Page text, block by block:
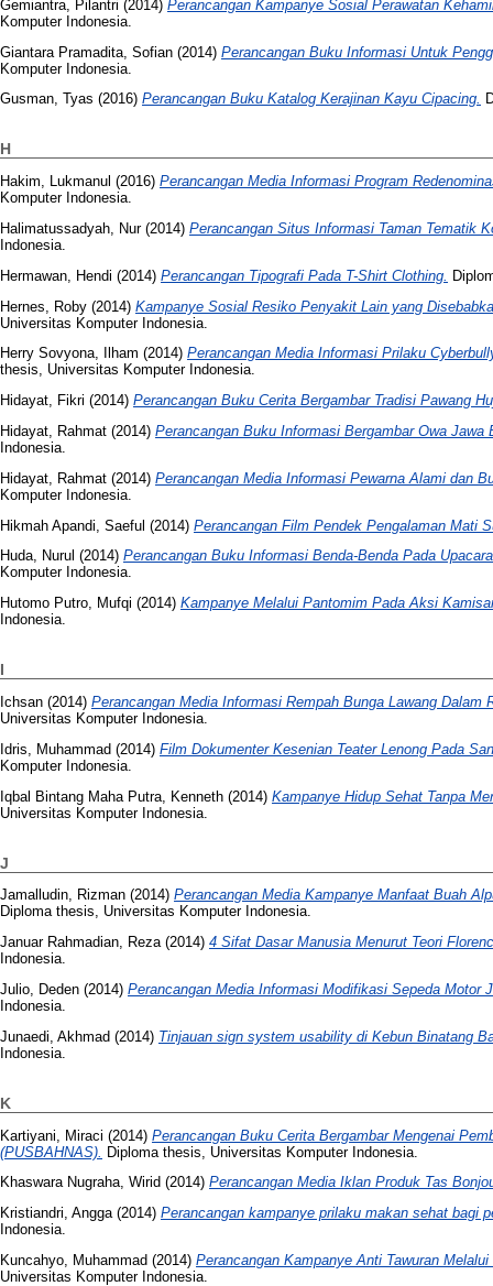
Gemiantra, Pilantri (2014) Perancangan Kampanye Sosial Perawatan
Komputer Indonesia.
Giantara Pramadita, Sofian (2014) Perancangan Buku Informasi Untuk
Komputer Indonesia.
Gusman, Tyas (2016) Perancangan Buku Katalog Kerajinan Kayu Cipacing.
H
Hakim, Lukmanul (2016) Perancangan Media Informasi Program
Komputer Indonesia.
Halimatussadyah, Nur(2014) Perancangan Situs Informasi Taman Tematik
Indonesia.
Hermawan, Hendi (2014) Perancangan Tipografi Pada T-Shirt Clothing.
Hernes, Roby (2014) Kampanye Sosial Resiko Penyakit Lain yang
Universitas Komputer Indonesia.
Herry Sovyona, Ilham (2014) Perancangan Media Informasi Prilaku
thesis, Universitas Komputer Indonesia.
Hidayat, Fikri (2014) Perancangan Buku Cerita Bergambar Tradisi Pawang
Hidayat, Rahmat (2014) Perancangan Buku Informasi Bergambar Owa Jawa
Indonesia.
Hidayat, Rahmat (2014) Perancangan Media Informasi Pewarna Alami dan
Komputer Indonesia.
Hikmah Apandi, Saeful (2014) Perancangan Film Pendek Pengalaman Mati
Huda, Nurul (2014) Perancangan Buku Informasi Benda-Benda Pada
Komputer Indonesia.
Hutomo Putro, Mufqi (2014) Kampanye Melalui Pantomim Pada Aksi
Indonesia.
I
Ichsan (2014) Perancangan Media Informasi Rempah Bunga Lawang Dalam
Universitas Komputer Indonesia.
Idris, Muhammad (2014) Film Dokumenter Kesenian Teater Lenong Pada
Komputer Indonesia.
Iqbal Bintang Maha Putra, Kenneth (2014) Kampanye Hidup Sehat Tanpa
Universitas Komputer Indonesia.
J
Jamalludin, Rizman (2014) Perancangan Media Kampanye Manfaat Buah
Diploma thesis, Universitas Komputer Indonesia.
Januar Rahmadian, Reza(2014) 4 Sifat Dasar Manusia Menurut Teori
Indonesia.
Julio, Deden (2014) Perancangan Media Informasi Modifikasi Sepeda Motor
Indonesia.
Junaedi, Akhmad (2014) Tinjauan sign system usability di Kebun Binatang
Indonesia.
K
Kartiyani, Miraci (2014) Perancangan Buku Cerita Bergambar Mengenai
(PUSBAHNAS). Diploma thesis, Universitas Komputer Indonesia.
Khaswara Nugraha, Wirid (2014) Perancangan Media Iklan Produk Tas
Kristiandri, Angga(2014) Perancangan kampanye prilaku makan sehat bagi
Indonesia.
Kuncahyo, Muhammad (2014) Perancangan Kampanye Anti Tawuran
Universitas Komputer Indonesia.